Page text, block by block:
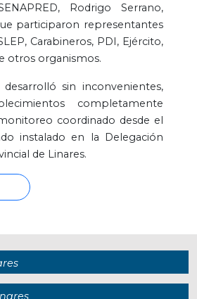
Rodrigo Serrano,
participaron representantes
Carabineros, PDI, Ejército,
otros organismos.
sin inconvenientes,
completamente
coordinado desde el
instalado en la Delegación
de Linares.